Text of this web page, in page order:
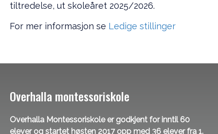
tiltredelse, ut skoleåret 2025/2026.
For mer informasjon se Ledige stillinger
Overhalla montessoriskole
Overhalla Montessoriskole er godkjent for inntil 60
elever og startet høsten 2017 opp med 36 elever fra 1.